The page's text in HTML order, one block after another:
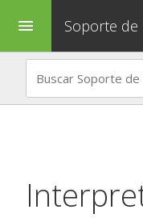
menu Soporte de